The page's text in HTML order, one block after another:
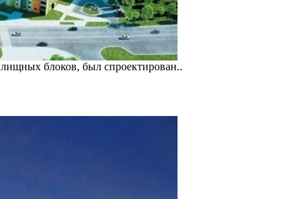
блоков, был спроектирован..